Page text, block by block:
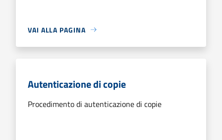
VAI ALLA PAGINA
Autenticazione di copie
Procedimento di autenticazione di copie